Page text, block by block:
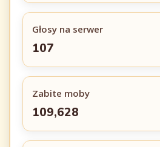
Głosy na serwer
107
Zabite moby
109,628